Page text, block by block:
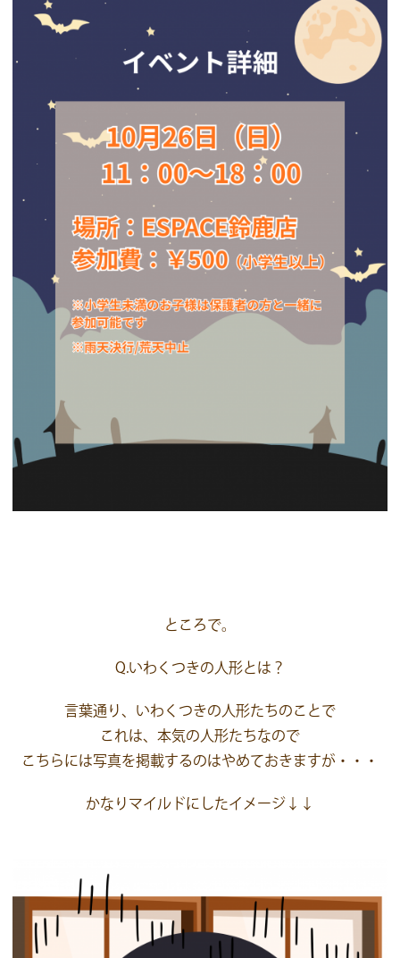
ところで。
Q.いわくつきの人形とは？
言葉通り、いわくつきの人形たちのことで
これは、本気の人形たちなので
こちらには写真を掲載するのはやめておきますが・・・
かなりマイルドにしたイメージ↓↓